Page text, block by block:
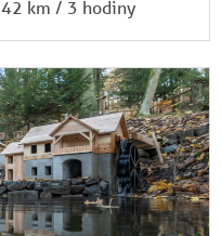
42 km / 3 hodiny